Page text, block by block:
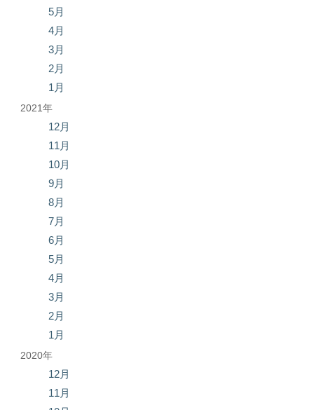
5月
4月
3月
2月
1月
2021年
12月
11月
10月
9月
8月
7月
6月
5月
4月
3月
2月
1月
2020年
12月
11月